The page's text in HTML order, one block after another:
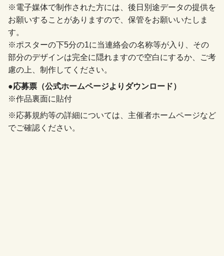
※電子媒体で制作された方には、後日別途データの提供を
お願いすることがありますので、保管をお願いいたしま
す。
※ポスターの下5分の1に当連絡会の名称等が入り、その
部分のデザインは完全に隠れますので空白にするか、ご考
慮の上、制作してください。
●応募票（公式ホームページよりダウンロード）
※作品裏面に貼付
※応募規約等の詳細については、主催者ホームページなど
でご確認ください。